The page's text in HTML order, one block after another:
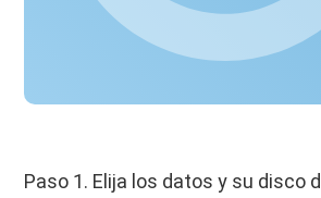
Paso 1. Elija los datos y su disco